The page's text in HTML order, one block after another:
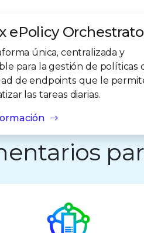
ePolicy
única, centralizada y
para la gestión de políticas
de endpoints que le
las tareas diarias.